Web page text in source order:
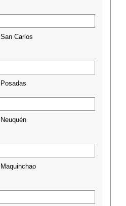
San Carlos
Posadas
Neuquén
Maquinchao